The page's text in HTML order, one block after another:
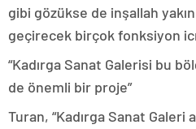
gibi gözükse de inşallah
geçirecek birçok fonksiyon
“Kadırga Sanat Galerisi bu
de önemli bir proje”
Turan, “Kadırga Sanat Galeri